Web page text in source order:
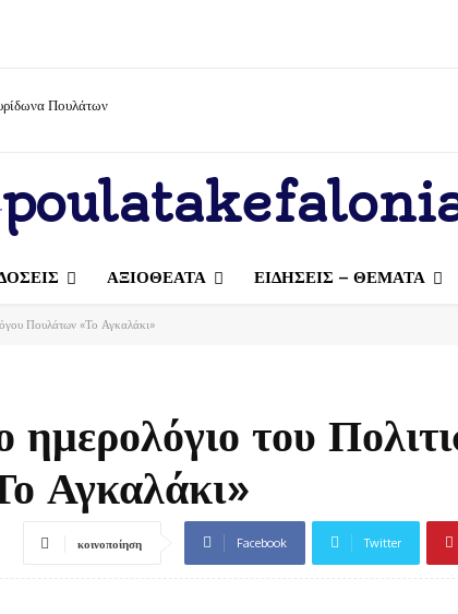
Πουλάτων
ΑΞΙΟΘΕΑΤΑ ΕΙΔΗΣΕΙΣ – ΘΕΜΑΤΑ
Πουλάτων «Το Αγκαλάκι»
του
Αγκαλάκι»
κοινοποίηση Facebook Twitter